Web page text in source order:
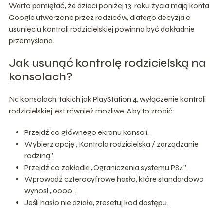
Warto pamiętać, że dzieci poniżej 13. roku życia mają konta
Google utworzone przez rodziców, dlatego decyzja o
usunięciu kontroli rodzicielskiej powinna być dokładnie
przemyślana.
Jak usunąć kontrolę rodzicielską na
konsolach?
Na konsolach, takich jak PlayStation 4, wyłączenie kontroli
rodzicielskiej jest również możliwe. Aby to zrobić:
Przejdź do głównego ekranu konsoli.
Wybierz opcję „Kontrola rodzicielska / zarządzanie
rodziną”.
Przejdź do zakładki „Ograniczenia systemu PS4”.
Wprowadź czterocyfrowe hasło, które standardowo
wynosi „0000”.
Jeśli hasło nie działa, zresetuj kod dostępu.